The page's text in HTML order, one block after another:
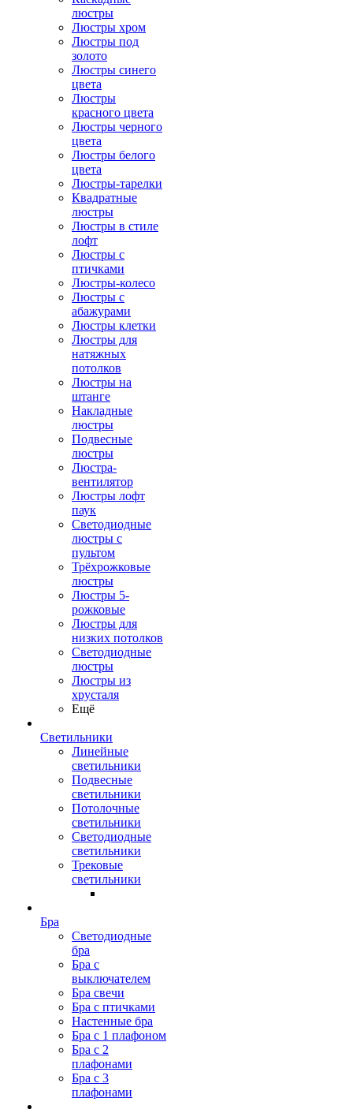
люстры
Люстры хром
Люстры под
золото
Люстры синего
цвета
Люстры
красного цвета
Люстры черного
цвета
Люстры белого
цвета
Люстры-тарелки
Квадратные
люстры
Люстры в стиле
лофт
Люстры с
птичками
Люстры-колесо
Люстры с
абажурами
Люстры клетки
Люстры для
натяжных
потолков
Люстры на
штанге
Накладные
люстры
Подвесные
люстры
Люстра-
вентилятор
Люстры лофт
паук
Светодиодные
люстры с
пультом
Трёхрожковые
люстры
Люстры 5-
рожковые
Люстры для
низких потолков
Cветодиодные
люстры
Люстры из
хрусталя
Ещё
Светильники
Линейные
светильники
Подвесные
светильники
Потолочные
светильники
Светодиодные
светильники
Трековые
светильники
Бра
Светодиодные
бра
Бра с
выключателем
Бра свечи
Бра с птичками
Настенные бра
Бра с 1 плафоном
Бра с 2
плафонами
Бра с 3
плафонами